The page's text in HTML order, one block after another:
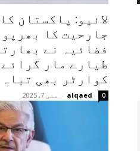
لائیو: پاکستان
جارحیت کا
فضائیہ نے
طیارے مار
کوارٹر بھی تباہ
alqaed
- مئی 7, 2025 0